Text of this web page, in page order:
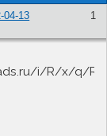
1
04-13